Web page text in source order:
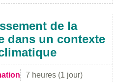
de la
dans un contexte
7 heures (1 jour)